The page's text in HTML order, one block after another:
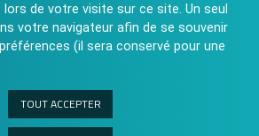
de votre visite sur ce site. Un seul
votre navigateur afin de se souvenir
(il sera conservé pour une
TOUT ACCEPTER